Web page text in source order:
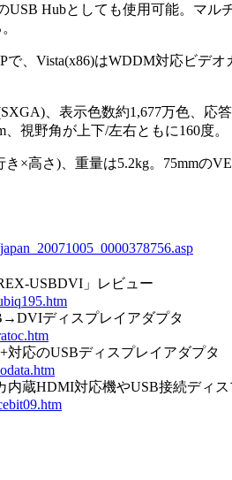
USB Hubとしても使用可能。マ
で、Vista(x86)はWDDM対応ビデ
、表示色数約1,677万色、応
視野角が上下/左右ともに160度。
×高さ)、重量は5.2kg。75mmの
USBDVI」レビュー
ディスプレイアダプタ
対応のUSBディスプレイアダプタ
内蔵HDMI対応機やUSB接続ディス